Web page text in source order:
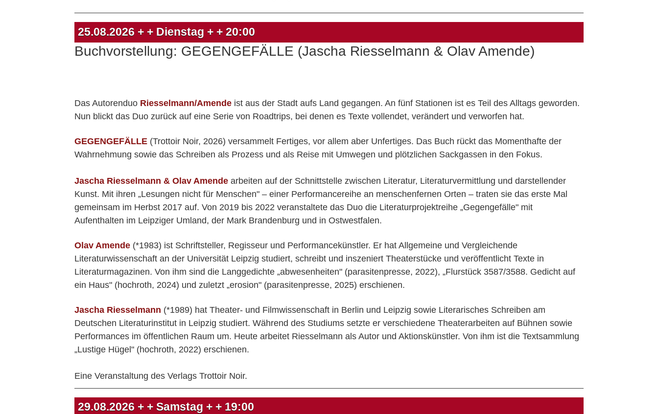
25.08.2026 + + Dienstag + +20:00
Buchvorstellung: GEGENGEFÄLLE (Jascha Riesselmann & Olav Amende)
Das Autorenduo Riesselmann/Amende ist aus der Stadt aufs Land gegangen. An fünf Stationen ist es Teil des Alltags geworden.
Nun blickt das Duo zurück auf eine Serie von Roadtrips, bei denen es Texte vollendet, verändert und verworfen hat.
GEGENGEFÄLLE (Trottoir Noir, 2026) versammelt Fertiges, vor allem aber Unfertiges. Das Buch rückt das Momenthafte der
Wahrnehmung sowie das Schreiben als Prozess und als Reise mit Umwegen und plötzlichen Sackgassen in den Fokus.
Jascha Riesselmann & Olav Amende arbeiten auf der Schnittstelle zwischen Literatur, Literaturvermittlung und darstellender
Kunst. Mit ihren „Lesungen nicht für Menschen" – einer Performancereihe an menschenfernen Orten – traten sie das erste Mal
gemeinsam im Herbst 2017 auf. Von 2019 bis 2022 veranstaltete das Duo die Literaturprojektreihe „Gegengefälle" mit
Aufenthalten im Leipziger Umland, der Mark Brandenburg und in Ostwestfalen.
Olav Amende (*1983) ist Schriftsteller, Regisseur und Performancekünstler. Er hat Allgemeine und Vergleichende
Literaturwissenschaft an der Universität Leipzig studiert, schreibt und inszeniert Theaterstücke und veröffentlicht Texte in
Literaturmagazinen. Von ihm sind die Langgedichte „abwesenheiten" (parasitenpresse, 2022), „Flurstück 3587/3588. Gedicht auf
ein Haus" (hochroth, 2024) und zuletzt „erosion" (parasitenpresse, 2025) erschienen.
Jascha Riesselmann (*1989) hat Theater- und Filmwissenschaft in Berlin und Leipzig sowie Literarisches Schreiben am
Deutschen Literaturinstitut in Leipzig studiert. Während des Studiums setzte er verschiedene Theaterarbeiten auf Bühnen sowie
Performances im öffentlichen Raum um. Heute arbeitet Riesselmann als Autor und Aktionskünstler. Von ihm ist die Textsammlung
„Lustige Hügel" (hochroth, 2022) erschienen.
Eine Veranstaltung des Verlags Trottoir Noir.
29.08.2026 + + Samstag + + 19:00